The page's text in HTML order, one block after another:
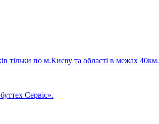
тільки по м.Києву та області в межах 40км.
Сервіс».